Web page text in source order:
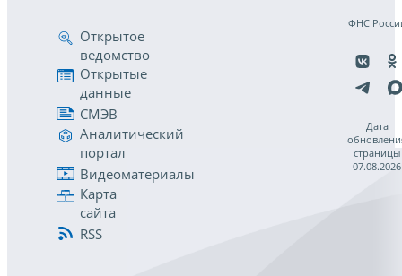
Открытое
ведомство
Открытые
данные
СМЭВ
Аналитический
портал
Видеоматериалы
Карта
сайта
RSS
ФНС
Дата
страницы
07.08.2026